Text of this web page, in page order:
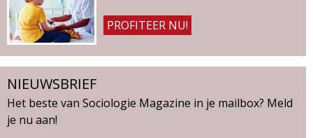
PROFITEER NU!
NIEUWSBRIEF
Het beste van Sociologie Magazine in je mailbox? Meld
je nu aan!